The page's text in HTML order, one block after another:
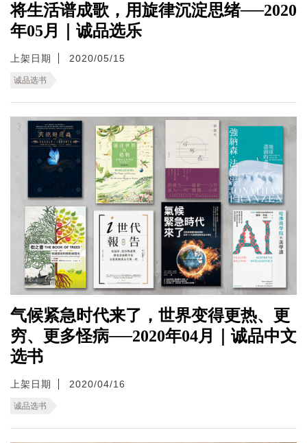
将生活谱成歌，用旋律沉淀思绪──2020
年05月｜诚品选乐
上架日期 2020/05/15
诚品选书
气候紧急时代来了，世界变得更热、更
穷、更多怪病──2020年04月｜诚品中文
选书
上架日期 2020/04/16
诚品选书